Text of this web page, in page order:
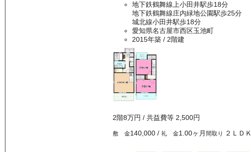
地下鉄鶴舞線上小田井駅歩18分
地下鉄鶴舞線庄内緑地公園駅歩25分
城北線小田井駅歩18分
愛知県名古屋市西区玉池町
2015年築 / 2階建
2階8万円 / 共益費等 2,500円
敷 金140,000 / 礼 金1.00ヶ月 間取り ２ＬＤＫ